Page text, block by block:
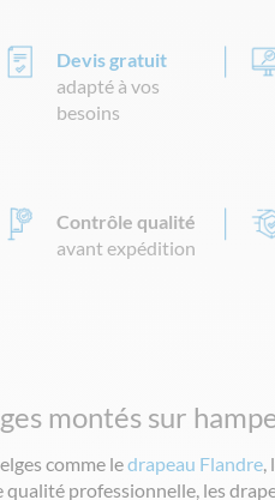
Devis gratuit
adapté à vos
besoins
Contrôle qualité
avant expédition
montés sur
comme ledrapeau Flandre,
professionnelle, les